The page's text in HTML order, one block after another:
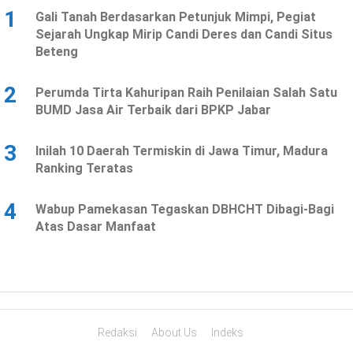
1
Gali Tanah Berdasarkan Petunjuk Mimpi, Pegiat
Sejarah Ungkap Mirip Candi Deres dan Candi Situs
Beteng
2
Perumda Tirta Kahuripan Raih Penilaian Salah Satu
BUMD Jasa Air Terbaik dari BPKP Jabar
3
Inilah 10 Daerah Termiskin di Jawa Timur, Madura
Ranking Teratas
4
Wabup Pamekasan Tegaskan DBHCHT Dibagi-Bagi
Atas Dasar Manfaat
Redaksi About Us Indeks